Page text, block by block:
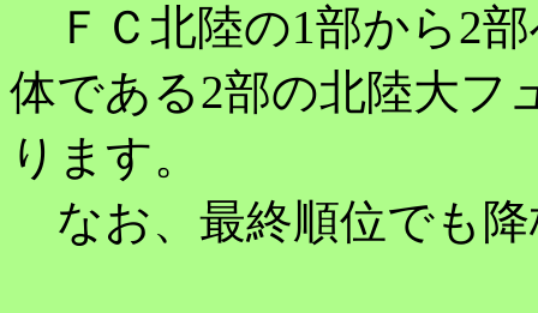
ＦＣ北陸の1部から2
体である2部の北陸大フ
ります。
なお、最終順位でも